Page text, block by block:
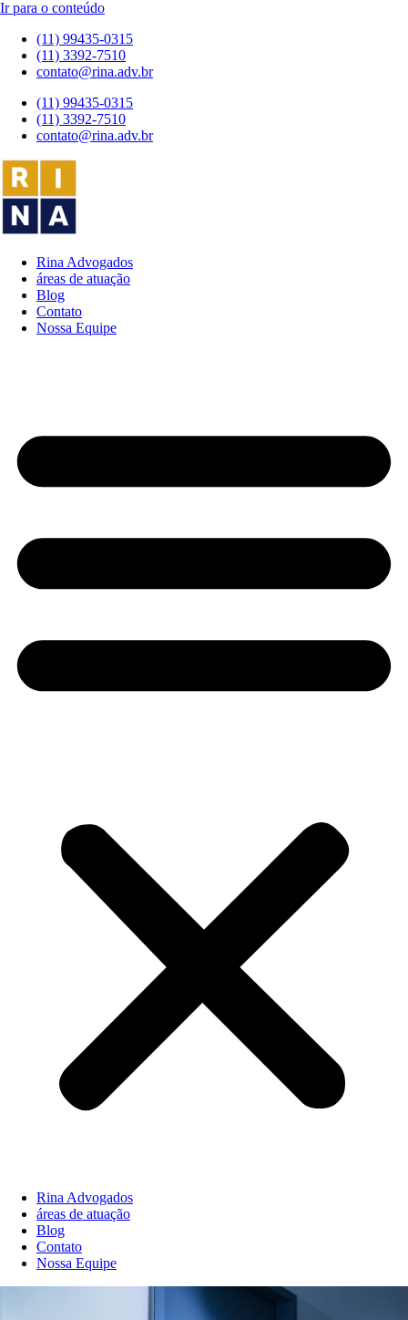
Ir para o conteúdo
(11) 99435-0315
(11) 3392-7510
contato@rina.adv.br
(11) 99435-0315
(11) 3392-7510
contato@rina.adv.br
Rina Advogados
áreas de atuação
Blog
Contato
Nossa Equipe
Rina Advogados
áreas de atuação
Blog
Contato
Nossa Equipe